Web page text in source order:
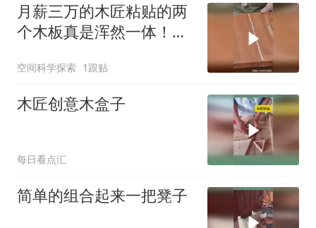
月薪三万的木匠粘贴的两
个木板真是浑然一体！有
空间科学探索 1跟贴
木匠创意木盒子
每日看点汇
简单的组合起来一把凳子